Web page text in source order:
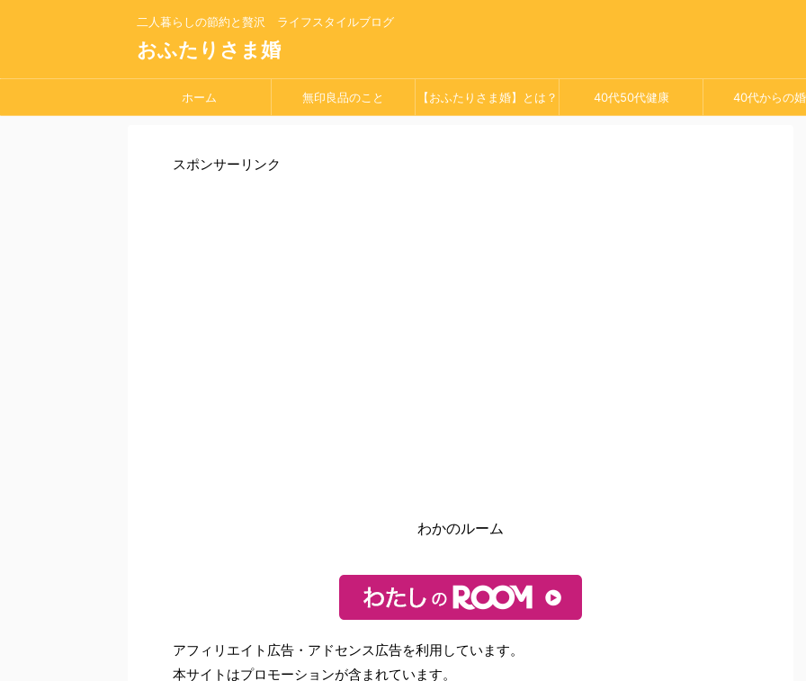
二人暮らしの節約と贅沢 ライフスタイルブログ
おふたりさま婚
ホーム 無印良品のこと 【おふたりさま婚】とは？ 40代50代健康 40代からの
スポンサーリンク
わかのルーム
アフィリエイト広告・アドセンス広告を利用しています。
本サイトはプロモーションが含まれています。